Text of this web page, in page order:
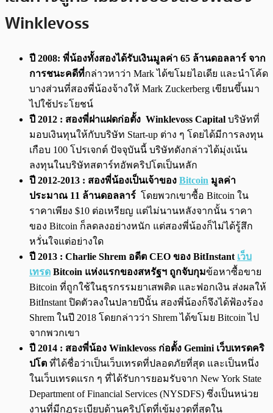
Winklevoss
ปี 2008: พี่น้องทั้งสองได้รับเงินมูลค่า 65 ล้านดอลลาร์ จาก
การชนะคดีที่กล่าวหาว่า Mark ได้ขโมยไอเดีย และนำโค้ด
บางส่วนที่สองพี่น้องจ้างให้ Mark Zuckerberg เขียนขึ้นมา
ไปใช้ประโยชน์
ปี 2012 : สองพี่ฝาแฝดก่อตั้ง Winklevoss Capital บริษัทที่
มอบเงินทุนให้กับบริษัท Start-up ต่าง ๆ โดยได้มีการลงทุน
เกือบ 100 โปรเจกต์ ปัจจุบันนี้ บริษัทดังกล่าวได้มุ่งเน้น
ลงทุนในบริษัทสตาร์ทอัพคริปโตเป็นหลัก
ปี 2012-2013 : สองพี่น้องเป็นเจ้าของ Bitcoin มูลค่า
ประมาณ 11 ล้านดอลลาร์ โดยพวกเขาซื้อ Bitcoin ใน
ราคาเพียง $10 ต่อเหรียญ แต่ไม่นานหลังจากนั้น ราคา
ของ Bitcoin ก็ลดลงอย่างหนัก แต่สองพี่น้องก็ไม่ได้รู้สึก
หวั่นใจแต่อย่างใด
ปี 2013 : Charlie Shrem อดีต CEO ของ BitInstant เว็บ
เทรด Bitcoin แห่งแรกของสหรัฐฯ ถูกจับกุมข้อหาซื้อขาย
Bitcoin ที่ถูกใช้ในธุรกรรมยาเสพติด และฟอกเงิน ส่งผลให้
BitInstant ปิดตัวลงในปลายปีนั้น สองพี่น้องก็จึงได้ฟ้องร้อง
Shrem ในปี 2018 โดยกล่าวว่า Shrem ได้ขโมย Bitcoin ไป
จากพวกเขา
ปี 2014 : สองพี่น้อง Winklevoss ก่อตั้ง Gemini เว็บเทรดคริ
ปโต ที่ได้ชื่อว่าเป็นเว็บเทรดที่ปลอดภัยที่สุด และเป็นหนึ่ง
ในเว็บเทรดแรก ๆ ที่ได้รับการยอมรับจาก New York State
Department of Financial Services (NYSDFS) ซึ่งเป็นหน่วย
งานที่มีกฎระเบียบด้านคริปโตที่เข้มงวดที่สุดใน